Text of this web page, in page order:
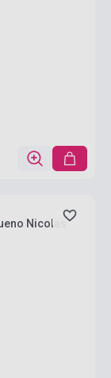
Nicolas